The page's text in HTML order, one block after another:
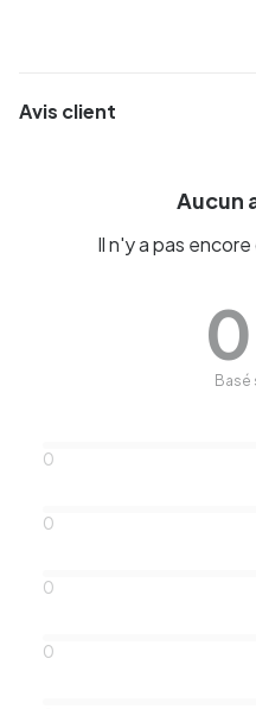
Avis client
Aucun
Il n'y a pas
Basé
0
0
0
0